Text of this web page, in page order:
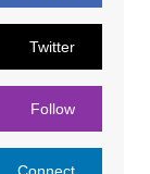
Twitter
Follow